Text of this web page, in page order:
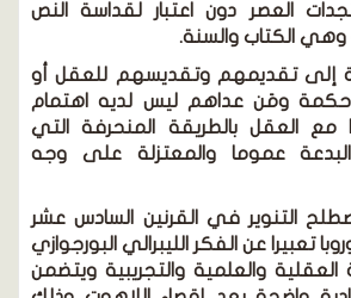
العصر دون اعتبار لقداسة النص
وهي الكتاب والسنة.
إلى تقديمهم وتقديسهم للعقل أو
ومَن عداهم ليس لديه اهتمام
مع العقل بالطريقة المنحرفة التي
عموما والمعتزلة على وجه
التنوير في القرنين السادس عشر
تعبيرا عن الفكر الليبرالي البورجوازي
العقلية والعلمية والتجريبية ويتضمن